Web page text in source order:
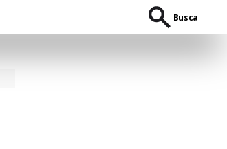
Busca